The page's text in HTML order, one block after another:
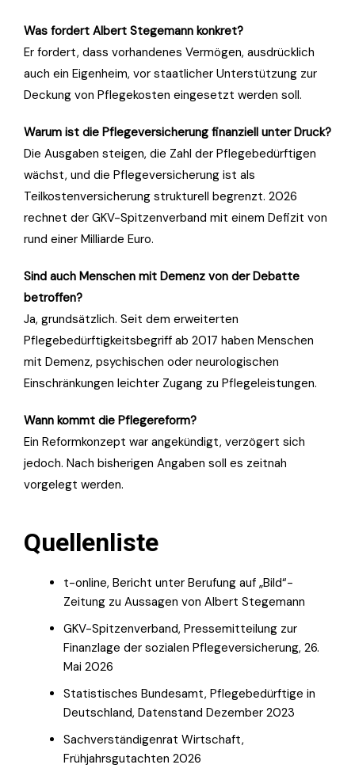
Was fordert Albert Stegemann konkret?
Er fordert, dass vorhandenes Vermögen, ausdrücklich
auch ein Eigenheim, vor staatlicher Unterstützung zur
Deckung von Pflegekosten eingesetzt werden soll.
Warum ist die Pflegeversicherung finanziell unter Druck?
Die Ausgaben steigen, die Zahl der Pflegebedürftigen
wächst, und die Pflegeversicherung ist als
Teilkostenversicherung strukturell begrenzt. 2026
rechnet der GKV-Spitzenverband mit einem Defizit von
rund einer Milliarde Euro.
Sind auch Menschen mit Demenz von der Debatte
betroffen?
Ja, grundsätzlich. Seit dem erweiterten
Pflegebedürftigkeitsbegriff ab 2017 haben Menschen
mit Demenz, psychischen oder neurologischen
Einschränkungen leichter Zugang zu Pflegeleistungen.
Wann kommt die Pflegereform?
Ein Reformkonzept war angekündigt, verzögert sich
jedoch. Nach bisherigen Angaben soll es zeitnah
vorgelegt werden.
Quellenliste
t-online, Bericht unter Berufung auf „Bild“-
Zeitung zu Aussagen von Albert Stegemann
GKV-Spitzenverband, Pressemitteilung zur
Finanzlage der sozialen Pflegeversicherung, 26.
Mai 2026
Statistisches Bundesamt, Pflegebedürftige in
Deutschland, Datenstand Dezember 2023
Sachverständigenrat Wirtschaft,
Frühjahrsgutachten 2026